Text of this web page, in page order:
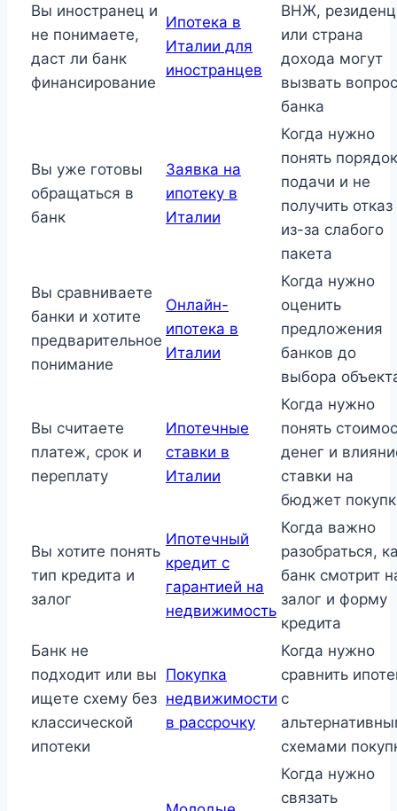
Вы иностранец и
не понимаете,
даст ли банк
финансирование
Ипотека в
Италии для
иностранцев
ВНЖ,
или страна
дохода могут
вызвать
банка
Вы уже готовы
обращаться в
банк
Заявка на
ипотеку в
Италии
Когда нужно
понять порядок
подачи и не
получить отказ
из-за слабого
пакета
Вы сравниваете
банки и хотите
предварительное
понимание
Онлайн-
ипотека в
Италии
Когда нужно
оценить
предложения
банков до
выбора
Вы считаете
платеж, срок и
переплату
Ипотечные
ставки в
Италии
Когда нужно
понять
денег и
ставки на
бюджет
Вы хотите понять
тип кредита и
залог
Ипотечный
кредит с
гарантией на
недвижимость
Когда важно
разобраться,
банк смотрит
залог и форму
кредита
Банк не
подходит или вы
ищете схему без
классической
ипотеки
Покупка
недвижимости
в рассрочку
Когда нужно
сравнить
с
схемами
Когда нужно
связать